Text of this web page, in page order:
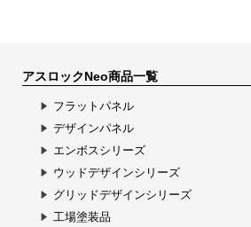
アスロックNeo商品一覧
フラットパネル
デザインパネル
エンボスシリーズ
ウッドデザインシリーズ
グリッドデザインシリーズ
工場塗装品